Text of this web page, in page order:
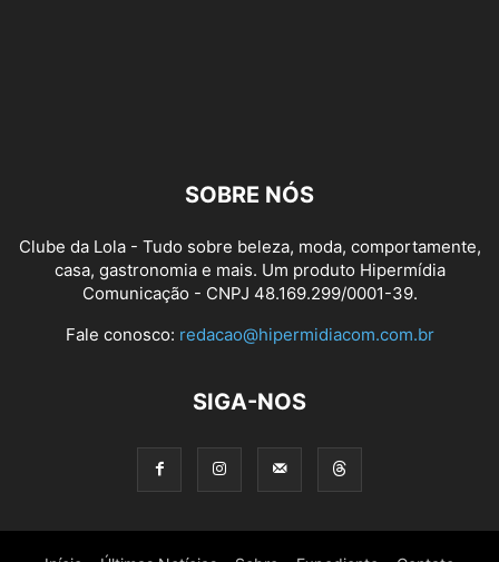
SOBRE NÓS
Clube da Lola - Tudo sobre beleza, moda, comportamente,
casa, gastronomia e mais. Um produto Hipermídia
Comunicação - CNPJ 48.169.299/0001-39.
Fale conosco: redacao@hipermidiacom.com.br
SIGA-NOS